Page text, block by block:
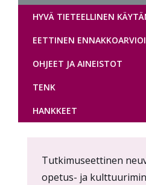
HYVÄ TIETEELLINEN
EETTINEN
OHJEET JA AINEISTOT
TENK
HANKKEET
Content
markup
Tutkimuseettinen
opetus- ja